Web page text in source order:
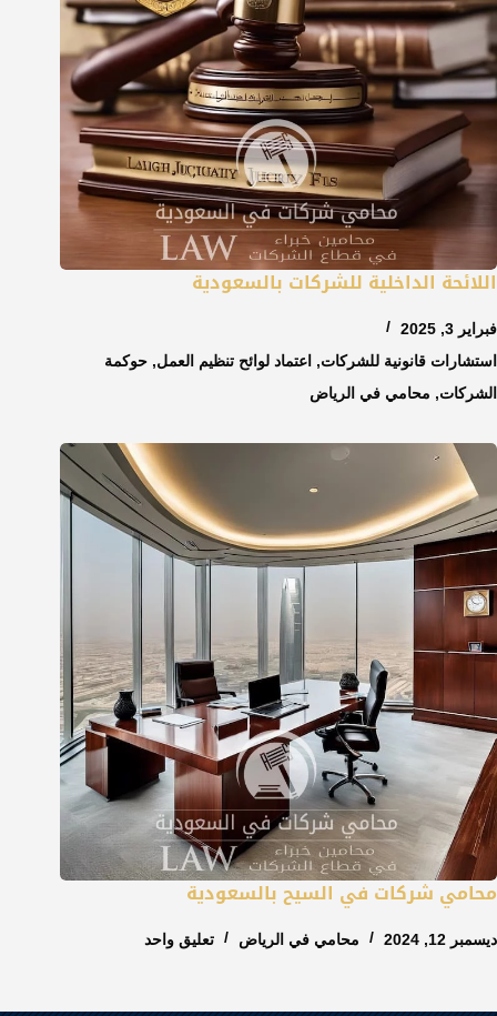
اللائحة الداخلية للشركات بالسعودية
فبراير 3, 2025
استشارات قانونية للشركات, اعتماد لوائح تنظيم العمل, حوكمة
الشركات, محامي في الرياض
محامي شركات في السيح بالسعودية
ديسمبر 12, 2024 محامي في الرياض تعليق واحد